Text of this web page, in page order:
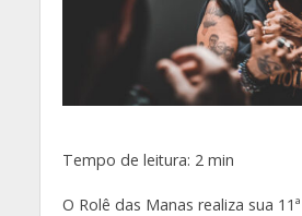
Tempo de leitura: 2 min
O Rolê das Manas realiza sua